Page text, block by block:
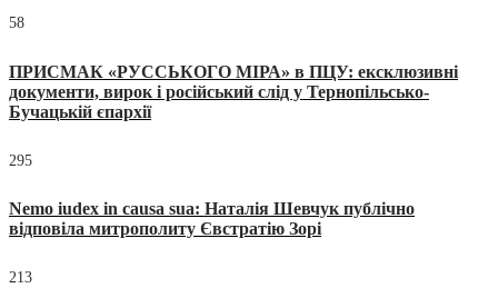
58
ПРИСМАК «РУССЬКОГО МІРА» в ПЦУ: ексклюзивні
документи, вирок і російський слід у Тернопільсько-
Бучацькій єпархії
295
Nemo iudex in causa sua: Наталія Шевчук публічно
відповіла митрополиту Євстратію Зорі
213